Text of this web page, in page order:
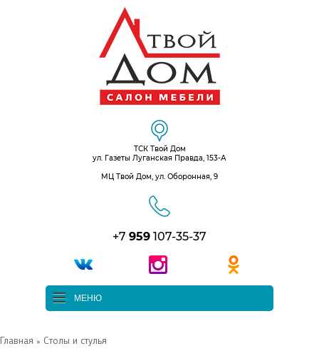
ТСК Твой Дом
ул. Газеты Луганская Правда, 153-А
МЦ Твой Дом, ул. Оборонная, 9
+7 959 107-35-37
МЕНЮ
Главная » Столы и стулья